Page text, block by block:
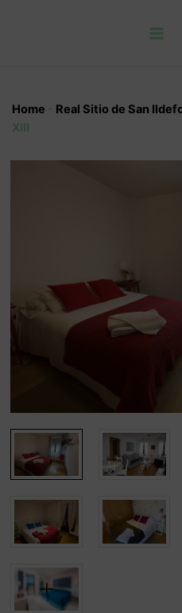
Home - Real Sitio de San
XIII